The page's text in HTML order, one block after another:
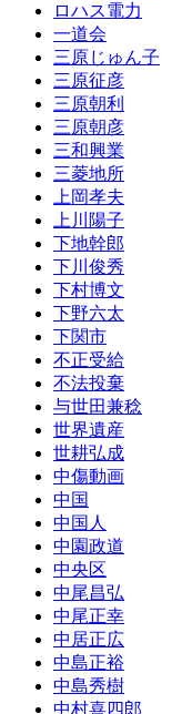
ロハス電力
一道会
三原じゅん子
三原征彦
三原朝利
三原朝彦
三和興業
三菱地所
上岡孝夫
上川陽子
下地幹郎
下川俊秀
下村博文
下野六太
下関市
不正受給
不法投棄
与世田兼稔
世界遺産
世耕弘成
中傷動画
中国
中国人
中園政道
中央区
中尾昌弘
中尾正幸
中居正広
中島正裕
中島秀樹
中村喜四郎